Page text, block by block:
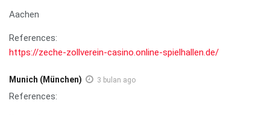
Aachen
References:
https://zeche-zollverein-casino.online-spielhallen.de/
Munich (München) 3 bulan ago
References: